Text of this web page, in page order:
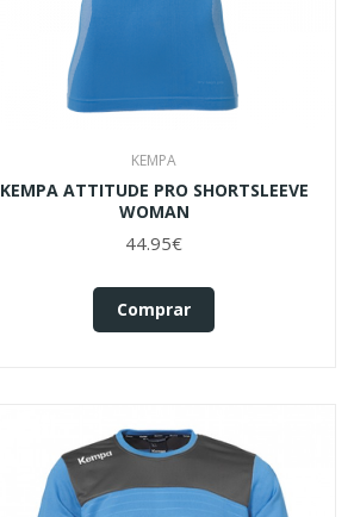
KEMPA
KEMPA ATTITUDE PRO SHORTSLEEVE
WOMAN
44.95€
Comprar